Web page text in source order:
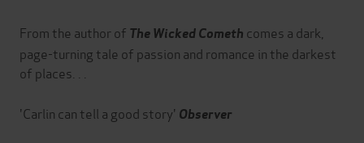
From the author of The Wicked Cometh comes a dark,
page-turning tale of passion and romance in the darkest
of places. . .
'Carlin can tell a good story' Observer